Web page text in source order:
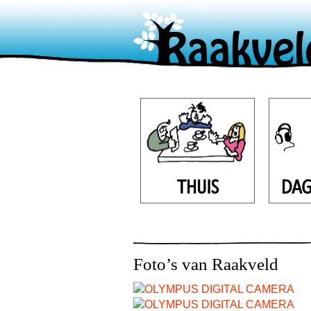
Foto’s van Raakveld